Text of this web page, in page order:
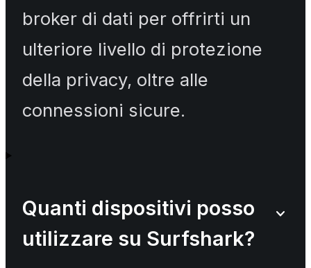
broker di dati per offrirti un
ulteriore livello di protezione
della privacy, oltre alle
connessioni sicure.
Quanti dispositivi posso
utilizzare su Surfshark?